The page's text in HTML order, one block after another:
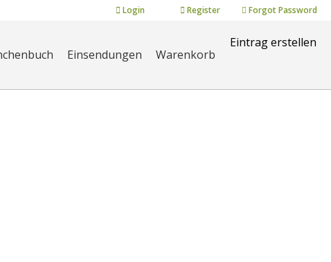
Login Register Forgot Password
Einsendungen Warenkorb
Eintrag erstellen